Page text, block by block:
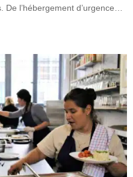
l’hébergement d’urgence…